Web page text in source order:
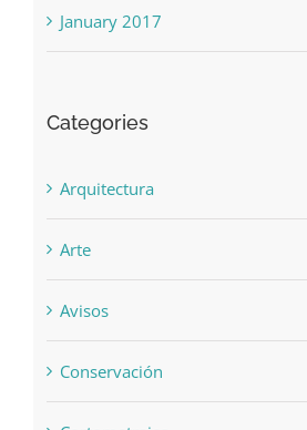
January 2017
Arquitectura
Arte
Avisos
Conservación